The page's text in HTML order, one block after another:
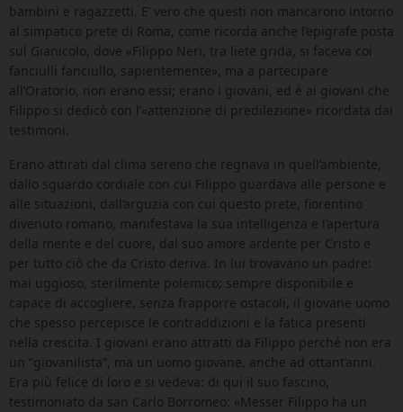
bambini e ragazzetti. E’ vero che questi non mancarono intorno
al simpatico prete di Roma, come ricorda anche l’epigrafe posta
sul Gianicolo, dove «Filippo Neri, tra liete grida, si faceva coi
fanciulli fanciullo, sapientemente», ma a partecipare
all’Oratorio, non erano essi; erano i giovani, ed è ai giovani che
Filippo si dedicò con l’«attenzione di predilezione» ricordata dai
testimoni.
Erano attirati dal clima sereno che regnava in quell’ambiente,
dallo sguardo cordiale con cui Filippo guardava alle persone e
alle situazioni, dall’arguzia con cui questo prete, fiorentino
divenuto romano, manifestava la sua intelligenza e l’apertura
della mente e del cuore, dal suo amore ardente per Cristo e
per tutto ciò che da Cristo deriva. In lui trovavano un padre:
mai uggioso, sterilmente polemico; sempre disponibile e
capace di accogliere, senza frapporre ostacoli, il giovane uomo
che spesso percepisce le contraddizioni e la fatica presenti
nella crescita. I giovani erano attratti da Filippo perché non era
un “giovanilista”, ma un uomo giovane, anche ad ottant’anni.
Era più felice di loro e si vedeva: di qui il suo fascino,
testimoniato da san Carlo Borromeo: «Messer Filippo ha un